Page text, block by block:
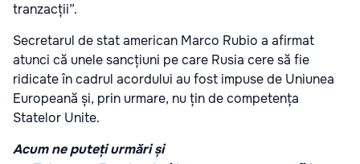
tranzacții”.
Secretarul de stat american Marco Rubio a afirmat
atunci că unele sancțiuni pe care Rusia cere să fie
ridicate în cadrul acordului au fost impuse de Uniunea
Europeană și, prin urmare, nu țin de competența
Statelor Unite.
Acum ne puteți urmări și